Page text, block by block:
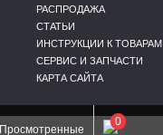
РАСПРОДАЖА
СТАТЬИ
ИНСТРУКЦИИ К ТОВАРАМ
СЕРВИС И ЗАПЧАСТИ
КАРТА САЙТА
0
Просмотренные